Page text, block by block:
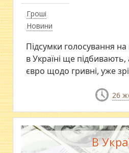
Гроші
Новини
Підсумки голосування
в Україні ще підбивають,
євро щодо гривні, уже
26
В